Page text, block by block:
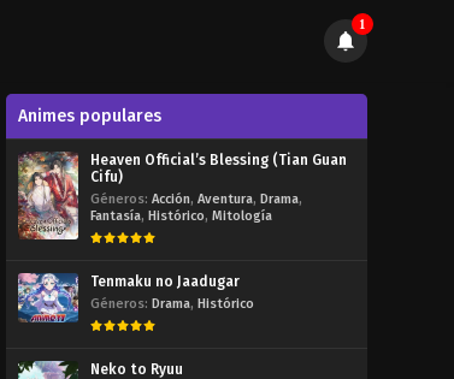
1
Animes populares
Heaven Official’s Blessing (Tian Guan
Cifu)
Géneros: Acción, Aventura, Drama,
Fantasía, Histórico, Mitología
Tenmaku no Jaadugar
Géneros: Drama, Histórico
Neko to Ryuu